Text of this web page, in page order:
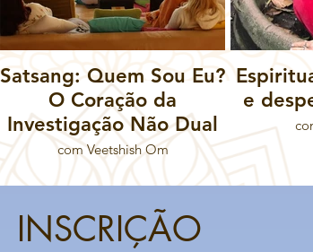
Satsang: Quem Sou Eu?
O Coração da
Investigação Não Dual
com Veetshish Om
e
INSCRIÇÃO